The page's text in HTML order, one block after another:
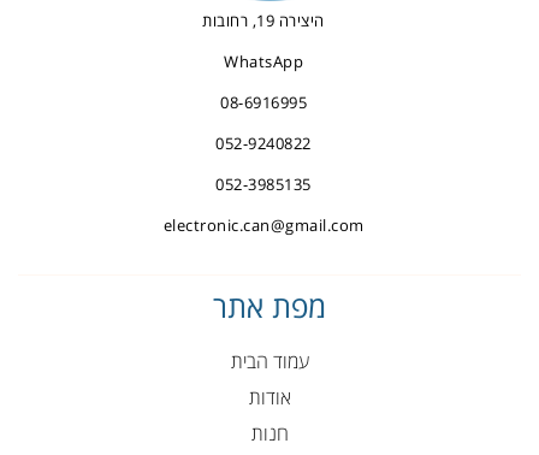
היצירה 19, רחובות
WhatsApp
08-6916995
052-9240822
052-3985135
electronic.can@gmail.com
מפת אתר
עמוד הבית
אודות
חנות